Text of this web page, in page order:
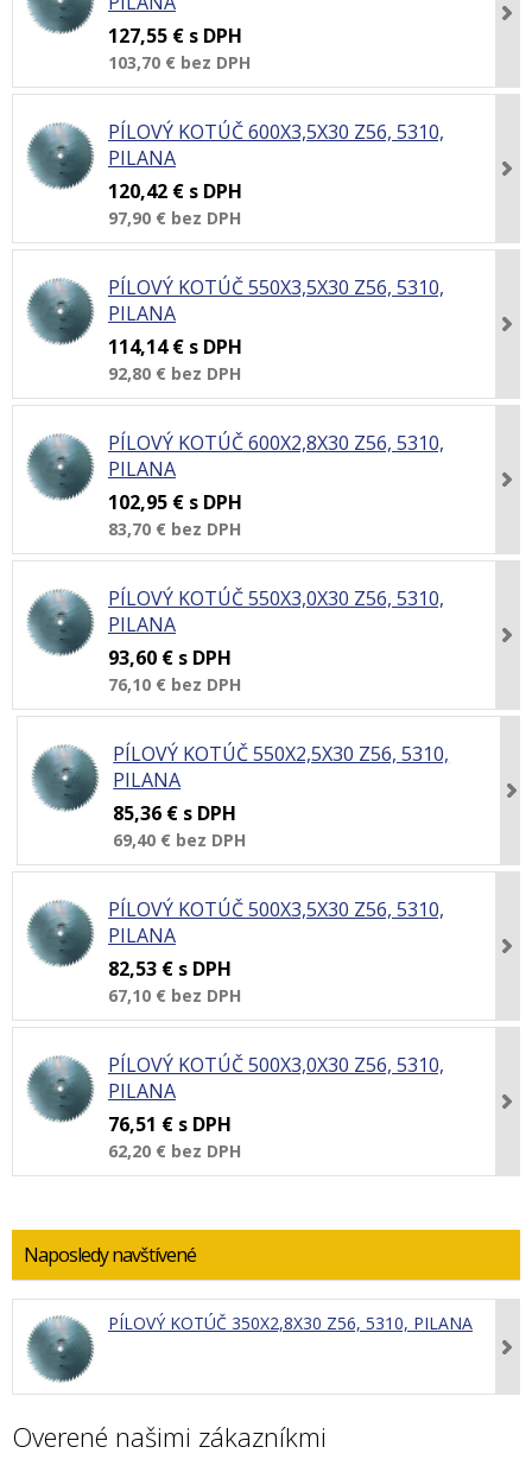
127,55 € s DPH
103,70 € bez DPH
PÍLOVÝ KOTÚČ 600X3,5X30 Z56, 5310,
PILANA
120,42 € s DPH
97,90 € bez DPH
PÍLOVÝ KOTÚČ 550X3,5X30 Z56, 5310,
PILANA
114,14 € s DPH
92,80 € bez DPH
PÍLOVÝ KOTÚČ 600X2,8X30 Z56, 5310,
PILANA
102,95 € s DPH
83,70 € bez DPH
PÍLOVÝ KOTÚČ 550X3,0X30 Z56, 5310,
PILANA
93,60 € s DPH
76,10 € bez DPH
PÍLOVÝ KOTÚČ 550X2,5X30 Z56, 5310,
PILANA
85,36 € s DPH
69,40 € bez DPH
PÍLOVÝ KOTÚČ 500X3,5X30 Z56, 5310,
PILANA
82,53 € s DPH
67,10 € bez DPH
PÍLOVÝ KOTÚČ 500X3,0X30 Z56, 5310,
PILANA
76,51 € s DPH
62,20 € bez DPH
Naposledy navštívené
PÍLOVÝ KOTÚČ 350X2,8X30 Z56, 5310, PILANA
Overené našimi zákazníkmi